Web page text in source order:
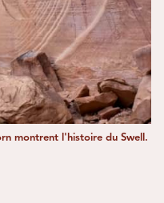
montrent l'histoire du Swell.